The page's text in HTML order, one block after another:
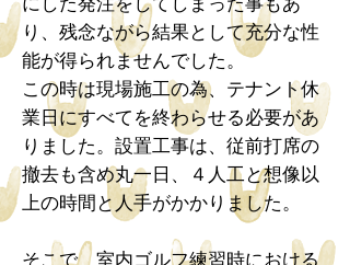
り、残念ながら結果として充分な性
能が得られませんでした。
この時は現場施工の為、テナント休
業日にすべてを終わらせる必要があ
りました。設置工事は、従前打席の
撤去も含め丸一日、４人工と想像以
上の時間と人手がかかりました。
そこで 室内ゴルフ練習時における